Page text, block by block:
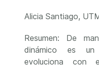
Alicia Santiago,
Resumen: De
dinámico es
evoluciona con